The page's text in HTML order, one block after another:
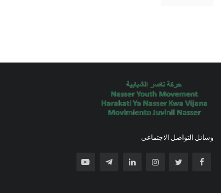
وسائل التواصل الاجتماعي